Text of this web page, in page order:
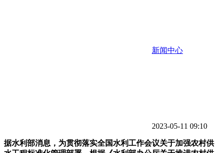
新闻中心
2023-05-11 09:10
据水利部消息，为贯彻落实全国水利工作会议关于加强农村供